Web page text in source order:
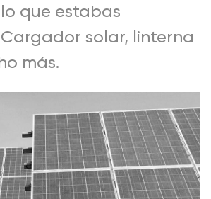
que estabas
solar, linterna
más.